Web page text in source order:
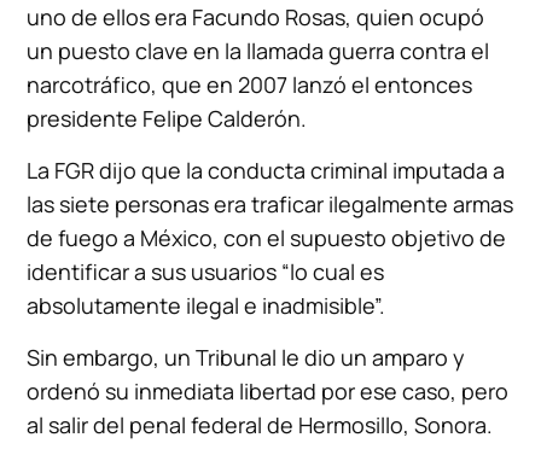
uno de ellos era Facundo Rosas, quien ocupó
un puesto clave en la llamada guerra contra el
narcotráfico, que en 2007 lanzó el entonces
presidente Felipe Calderón.
La FGR dijo que la conducta criminal imputada a
las siete personas era traficar ilegalmente armas
de fuego a México, con el supuesto objetivo de
identificar a sus usuarios “lo cual es
absolutamente ilegal e inadmisible”.
Sin embargo, un Tribunal le dio un amparo y
ordenó su inmediata libertad por ese caso, pero
al salir del penal federal de Hermosillo, Sonora.